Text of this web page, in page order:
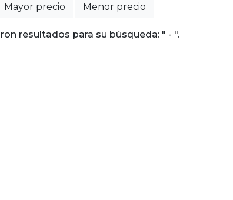
Mayor precio Menor precio
resultados para su búsqueda: " - ".